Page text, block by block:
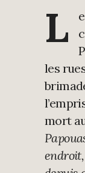
L
les
mort